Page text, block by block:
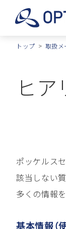
トップ 取扱
ヒア
ポッケルス
該当しない
多くの情報
基本情報（